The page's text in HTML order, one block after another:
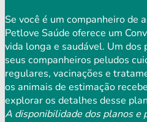
Se você é um companheiro de
Petlove Saúde oferece um
vida longa e saudável. Um dos
seus companheiros peludos
regulares, vacinações e
os animais de estimação
explorar os detalhes desse
A disponibilidade dos planos e